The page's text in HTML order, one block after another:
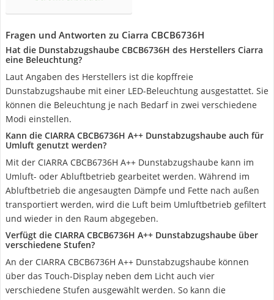
Fragen und Antworten zu Ciarra CBCB6736H
Hat die Dunstabzugshaube CBCB6736H des Herstellers Ciarra
eine Beleuchtung?
Laut Angaben des Herstellers ist die kopffreie
Dunstabzugshaube mit einer LED-Beleuchtung ausgestattet. Sie
können die Beleuchtung je nach Bedarf in zwei verschiedene
Modi einstellen.
Kann die CIARRA CBCB6736H A++ Dunstabzugshaube auch für
Umluft genutzt werden?
Mit der CIARRA CBCB6736H A++ Dunstabzugshaube kann im
Umluft- oder Abluftbetrieb gearbeitet werden. Während im
Abluftbetrieb die angesaugten Dämpfe und Fette nach außen
transportiert werden, wird die Luft beim Umluftbetrieb gefiltert
und wieder in den Raum abgegeben.
Verfügt die CIARRA CBCB6736H A++ Dunstabzugshaube über
verschiedene Stufen?
An der CIARRA CBCB6736H A++ Dunstabzugshaube können
über das Touch-Display neben dem Licht auch vier
verschiedene Stufen ausgewählt werden. So kann die